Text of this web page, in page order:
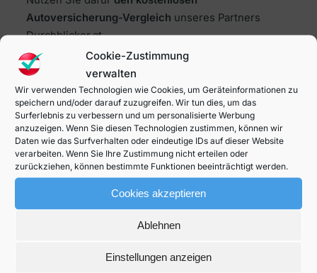
Cookie-Zustimmung
verwalten
Wir verwenden Technologien wie Cookies, um Geräteinformationen zu
speichern und/oder darauf zuzugreifen. Wir tun dies, um das
Surferlebnis zu verbessern und um personalisierte Werbung
anzuzeigen. Wenn Sie diesen Technologien zustimmen, können wir
Daten wie das Surfverhalten oder eindeutige IDs auf dieser Website
verarbeiten. Wenn Sie Ihre Zustimmung nicht erteilen oder
zurückziehen, können bestimmte Funktionen beeinträchtigt werden.
Cookies akzeptieren
Ablehnen
Einstellungen anzeigen
Autoversicherung-Vergleich unseres Partners
Durchblicker.at.
Autoversicherung vergleichen
Weitere Tipps, um die
Autokosten zu senken:
1